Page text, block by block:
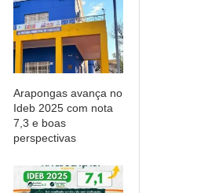
Arapongas avança no
Ideb 2025 com nota
7,3 e boas
perspectivas